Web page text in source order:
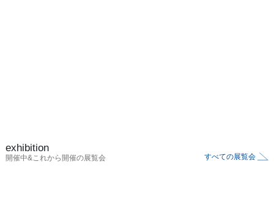
exhibition
開催中&これから開催の展覧会 すべての展覧会